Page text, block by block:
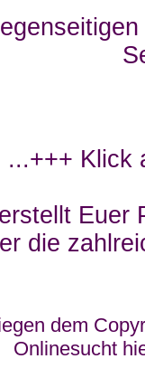
...+++ Klick
Euer
die
dem
Onlinesucht